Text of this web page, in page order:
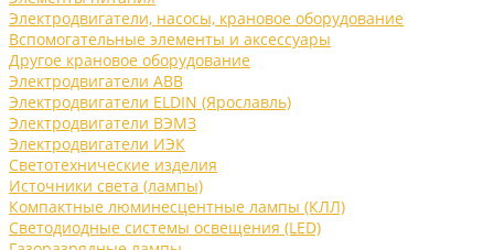
Электродвигатели, насосы, крановое оборудование
Вспомогательные элементы и аксессуары
Другое крановое оборудование
Электродвигатели ABB
Электродвигатели ELDIN (Ярославль)
Электродвигатели ВЭМЗ
Электродвигатели ИЭК
Светотехнические изделия
Источники света (лампы)
Компактные люминесцентные лампы (КЛЛ)
Светодиодные системы освещения (LED)